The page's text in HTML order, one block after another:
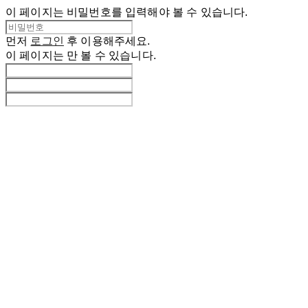
이 페이지는 비밀번호를 입력해야 볼 수 있습니다.
먼저 로그인 후 이용해주세요.
이 페이지는 만 볼 수 있습니다.